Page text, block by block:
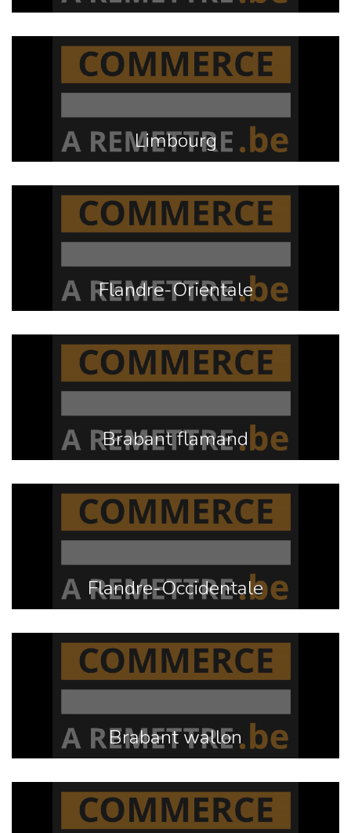
Limbourg
Flandre-Orientale
Brabant flamand
Flandre-Occidentale
Brabant wallon